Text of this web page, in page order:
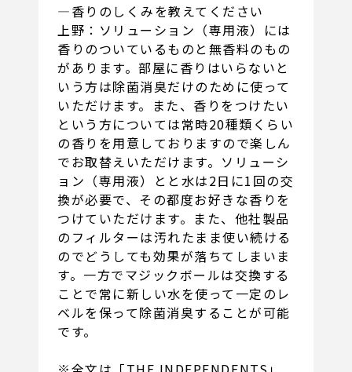
―香りのしくみを教えてください
上野：ソリューション（専用液）には
香りのついているものと無香料のもの
があります。部屋に香りはいらないと
いう方は除菌消臭だけのために使って
いただけます。また、香りをつけたい
という方については常時20種類くらい
の香りを用意しておりますので楽しん
でお取替えいただけます。ソリューシ
ョン（専用液）とと水は2日に1回の交
換が必要で、その都度お好きな香りを
つけていただけます。また、他社製品
のフィルターは汚れたまま使い続ける
のでどうしても効果が落ちてしまいま
す。一方でマジックボールは交換する
ことで常に新しい水を使って一定のレ
ベルを保って除菌消臭することが可能
です。